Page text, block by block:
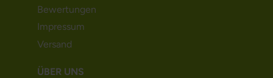
Bewertungen
Impressum
Versand
ÜBER UNS